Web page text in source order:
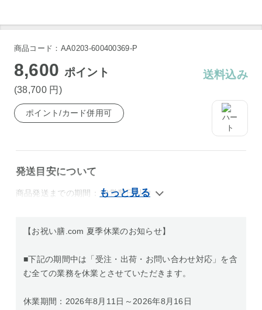
商品コード：AA0203-600400369-P
8,600 ポイント
(38,700 円 )
送料込み
ポイント/カード併用可
発送目安について
商品発送までの期間：10営業日以内
【お祝い膳.com 夏季休業のお知らせ】
■下記の期間中は「受注・出荷・お問い合わせ対応」を含
む全ての業務を休業とさせていただきます。
休業期間：2026年8月11日～2026年8月16日